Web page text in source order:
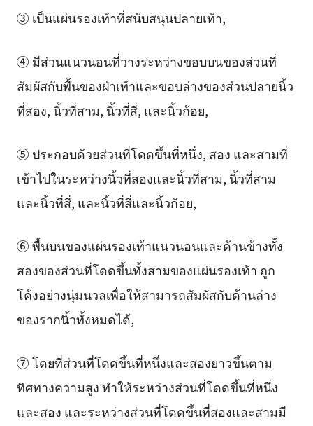
③ เป็นแผ่นรองเท้าที่สนับสนุนปลายเท้า,
④ มีส่วนแนวนอนที่วางระหว่างขอบบนของส่วนที่
สัมผัสกับพื้นของฝ่าเท้าและขอบล่างของส่วนปลายนิ้ว
ที่สอง, นิ้วที่สาม, นิ้วที่สี่, และนิ้วก้อย,
⑤ ประกอบด้วยส่วนที่โดดขึ้นที่หนึ่ง, สอง และสามที่
เข้าไปในระหว่างนิ้วที่สองและนิ้วที่สาม, นิ้วที่สาม
และนิ้วที่สี่, และนิ้วที่สี่และนิ้วก้อย,
⑥ พื้นบนของแผ่นรองเท้าแนวนอนและด้านข้างทั้ง
สองของส่วนที่โดดขึ้นทั้งสามของแผ่นรองเท้า ถูก
โค้งอย่างนุ่มนวลเพื่อให้สามารถสัมผัสกับด้านล่าง
ของรากนิ้วทั้งหมดได้,
⑦ โดยที่ส่วนที่โดดขึ้นที่หนึ่งและสองยาวขึ้นตาม
ทิศทางความสูง ทำให้ระหว่างส่วนที่โดดขึ้นที่หนึ่ง
และสอง และระหว่างส่วนที่โดดขึ้นที่สองและสามมี